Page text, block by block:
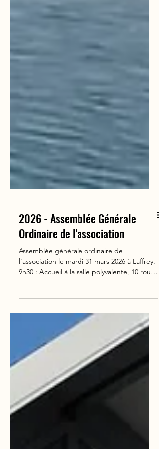
2026 - Assemblée Générale
Ordinaire de l'association
Assemblée générale ordinaire de
du lac à Laffrey. 10h : Assemblée générale
rapport financier, projets... 12h30 : Déjeuner
au Piano du Lac, La Pivodière à Laffrey.
L'après-midi, promenade autour de la
statue de Napoléon et informations
historiques. Merci de remplir le bulletin
d'inscription si vous venez au déjeuner.